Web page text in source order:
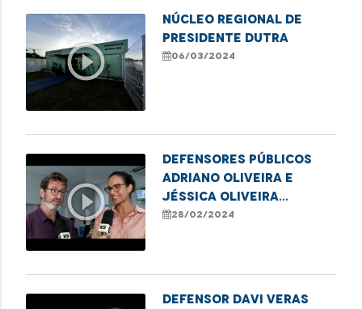
play_circle_outline
Núcleo Regional de
Presidente Dutra
06/03/2024
play_circle_outline
Defensores públicos
Adriano Oliveira e
Jéssica Oliveira
destacam campanha
Imperatriz
28/02/2024
Defensor Davi Veras